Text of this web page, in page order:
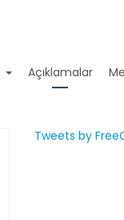
Açıklamalar
Tweets by